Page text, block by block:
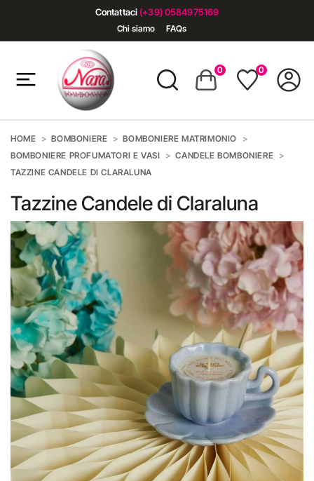
Contattaci (+39) 0584975169
Chi siamo FAQs
0 0
HOME BOMBONIERE
BOMBONIERE MATRIMONIO
BOMBONIERE PROFUMATORI E VASI
CANDELE BOMBONIERE
TAZZINE CANDELE DI CLARALUNA
Tazzine Candele di Claraluna